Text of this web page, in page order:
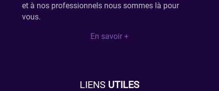
et à nos professionnels nous sommes là pour
vous.
En savoir +
LIENS UTILES